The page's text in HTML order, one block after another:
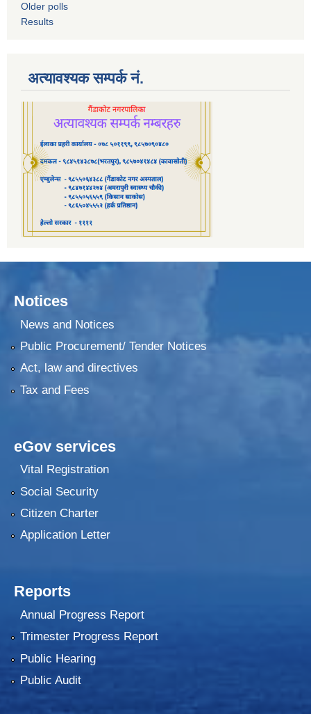
Older polls
Results
अत्यावश्यक सम्पर्क नं.
Notices
News and Notices
Public Procurement/ Tender Notices
Act, law and directives
Tax and Fees
eGov services
Vital Registration
Social Security
Citizen Charter
Application Letter
Reports
Annual Progress Report
Trimester Progress Report
Public Hearing
Public Audit